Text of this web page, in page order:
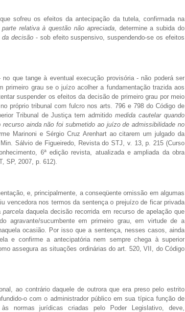
sofreu os efeitos da antecipação da tutela, confirmada na
parte relativa à questão não apreciada, determine a subida do
decisão- sob efeito suspensivo, suspendendo-se os efeitos
que tange à eventual execução provisória - não poderá ser
primeiro grau se o juízo acolher a fundamentação trazida aos
suspender os efeitos da decisão de primeiro grau por meio
próprio tribunal com fulcro nos arts. 796 e 798 do Código de
Tribunal de Justiça tem admitidomedida cautelar quando
ainda não foi submetido ao juízo de admissibilidade no
Marinoni e Sérgio Cruz Arenhart ao citarem um julgado da
Sálvio de Figueiredo, Revista do STJ, v. 13, p. 215 (Curso
6ª edição revista, atualizada e ampliada da obra
SP, 2007, p. 612).
e, principalmente, a conseqüente omissão em algumas
vencedora nos termos da sentença o prejuízo de ficar privada
parcela daquela decisão recorrida em recurso de apelação que
agravante/sucumbente em primeiro grau, em virtude de a
ocasião. Por isso que a sentença, nesses casos, ainda
e confirme a antecipatória nem sempre chega à superior
assegura as situações ordinárias do art. 520, VII, do Código
ao contrário daquele de outrora queera preso pelo estrito
o com o administrador público em sua típica função de
normas jurídicas criadas pelo Poder Legislativo, deve,